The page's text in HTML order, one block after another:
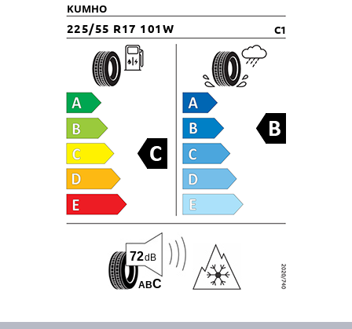
KUMHO
225/55 R17 101W C1
ABC
72dB